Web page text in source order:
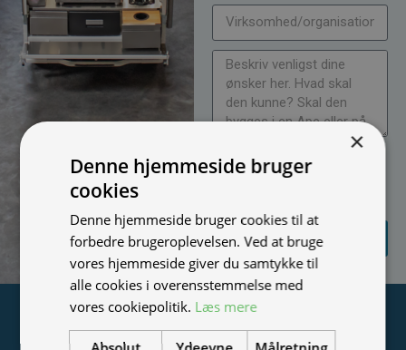
Jeg vil gerne modtage
nyheder på mail (bare rolig,
FORESPØRGSEL
Tilmeld nyhedsmail
×
Denne hjemmeside bruger
cookies
Denne hjemmeside bruger cookies til at
forbedre brugeroplevelsen. Ved at bruge
vores hjemmeside giver du samtykke til
alle cookies i overensstemmelse med
vores cookiepolitik. Læs mere